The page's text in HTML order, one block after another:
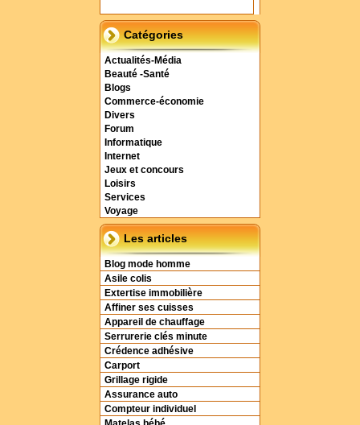
Catégories
Actualités-Média
Beauté -Santé
Blogs
Commerce-économie
Divers
Forum
Informatique
Internet
Jeux et concours
Loisirs
Services
Voyage
Les articles
Blog mode homme
Asile colis
Extertise immobilière
Affiner ses cuisses
Appareil de chauffage
Serrurerie clés minute
Crédence adhésive
Carport
Grillage rigide
Assurance auto
Compteur individuel